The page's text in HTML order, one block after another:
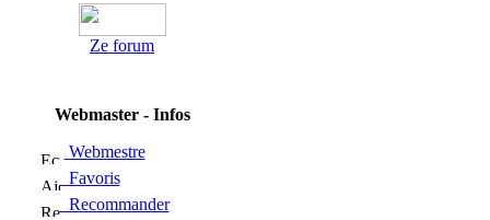
Ze forum
Webmaster - Infos
Webmestre
Favoris
Recommander